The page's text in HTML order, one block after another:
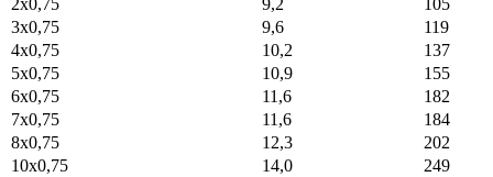
3x0,75
9,6
119
4x0,75
10,2
137
5x0,75
10,9
155
6x0,75
11,6
182
7x0,75
11,6
184
8x0,75
12,3
202
10x0,75
14,0
249